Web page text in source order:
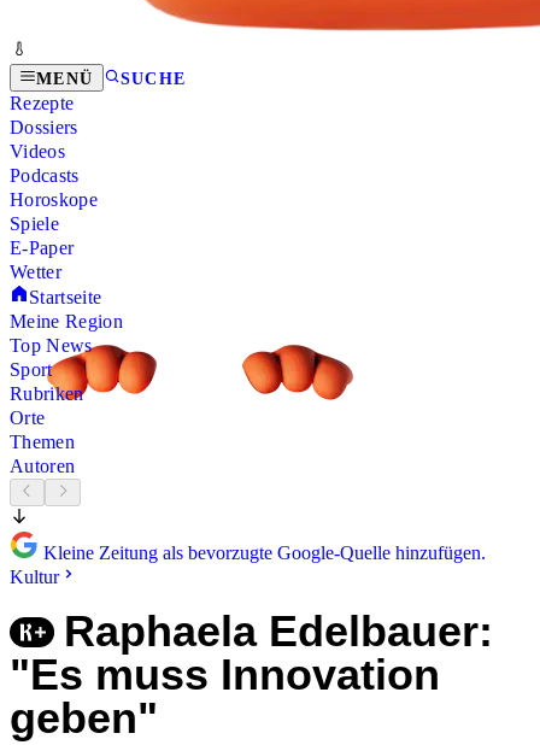
MENÜ SUCHE
Rezepte
Dossiers
Videos
Podcasts
Horoskope
Spiele
E-Paper
Wetter
Startseite
Meine Region
Top News
Sport
Rubriken
Orte
Themen
Autoren
Kleine Zeitung als bevorzugte Google-Quelle hinzufügen.
Kultur
Raphaela Edelbauer:
"Es muss Innovation
geben"